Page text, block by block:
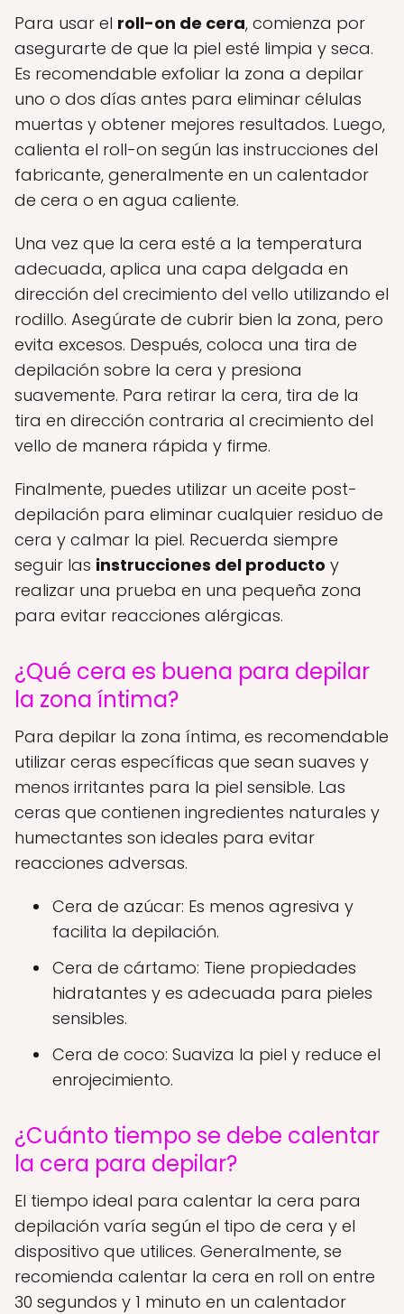
Para usar el roll-on de cera, comienza por
asegurarte de que la piel esté limpia y seca.
Es recomendable exfoliar la zona a depilar
uno o dos días antes para eliminar células
muertas y obtener mejores resultados. Luego,
calienta el roll-on según las instrucciones del
fabricante, generalmente en un calentador
de cera o en agua caliente.
Una vez que la cera esté a la temperatura
adecuada, aplica una capa delgada en
dirección del crecimiento del vello utilizando el
rodillo. Asegúrate de cubrir bien la zona, pero
evita excesos. Después, coloca una tira de
depilación sobre la cera y presiona
suavemente. Para retirar la cera, tira de la
tira en dirección contraria al crecimiento del
vello de manera rápida y firme.
Finalmente, puedes utilizar un aceite post-
depilación para eliminar cualquier residuo de
cera y calmar la piel. Recuerda siempre
seguir las instrucciones del producto y
realizar una prueba en una pequeña zona
para evitar reacciones alérgicas.
¿Qué cera es buena para depilar
la zona íntima?
Para depilar la zona íntima, es recomendable
utilizar ceras específicas que sean suaves y
menos irritantes para la piel sensible. Las
ceras que contienen ingredientes naturales y
humectantes son ideales para evitar
reacciones adversas.
Cera de azúcar: Es menos agresiva y
facilita la depilación.
Cera de cártamo: Tiene propiedades
hidratantes y es adecuada para pieles
sensibles.
Cera de coco: Suaviza la piel y reduce el
enrojecimiento.
¿Cuánto tiempo se debe calentar
la cera para depilar?
El tiempo ideal para calentar la cera para
depilación varía según el tipo de cera y el
dispositivo que utilices. Generalmente, se
recomienda calentar la cera en roll on entre
30 segundos y 1 minuto en un calentador